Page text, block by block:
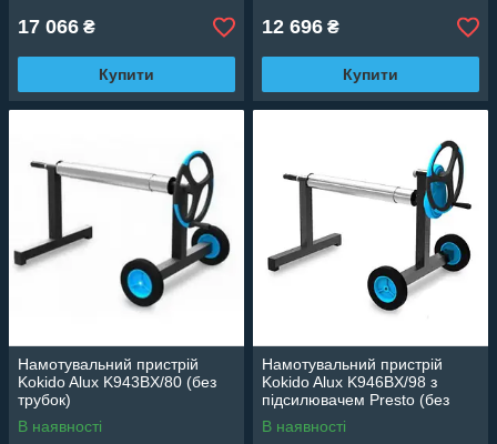
17 066 ₴
Купити
12 696 ₴
Купити
Намотувальний пристрій
Kokido Alux K943BX/80 (без
трубок)
В наявності
Намотувальний пристрій
Kokido Alux K946BX/98 з
підсилювачем Presto (без
трубок)
В наявності